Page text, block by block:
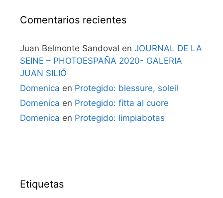
Comentarios recientes
Juan Belmonte Sandoval en JOURNAL DE LA
SEINE – PHOTOESPAÑA 2020- GALERIA
JUAN SILIÓ
Domenica en Protegido: blessure, soleil
Domenica en Protegido: fitta al cuore
Domenica en Protegido: limpiabotas
Etiquetas